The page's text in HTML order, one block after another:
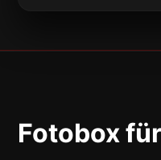
Fotobox